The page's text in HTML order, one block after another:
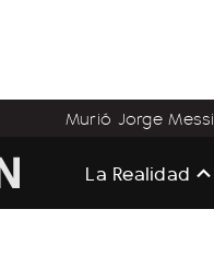
Murió Jorge Messi
La Realidad